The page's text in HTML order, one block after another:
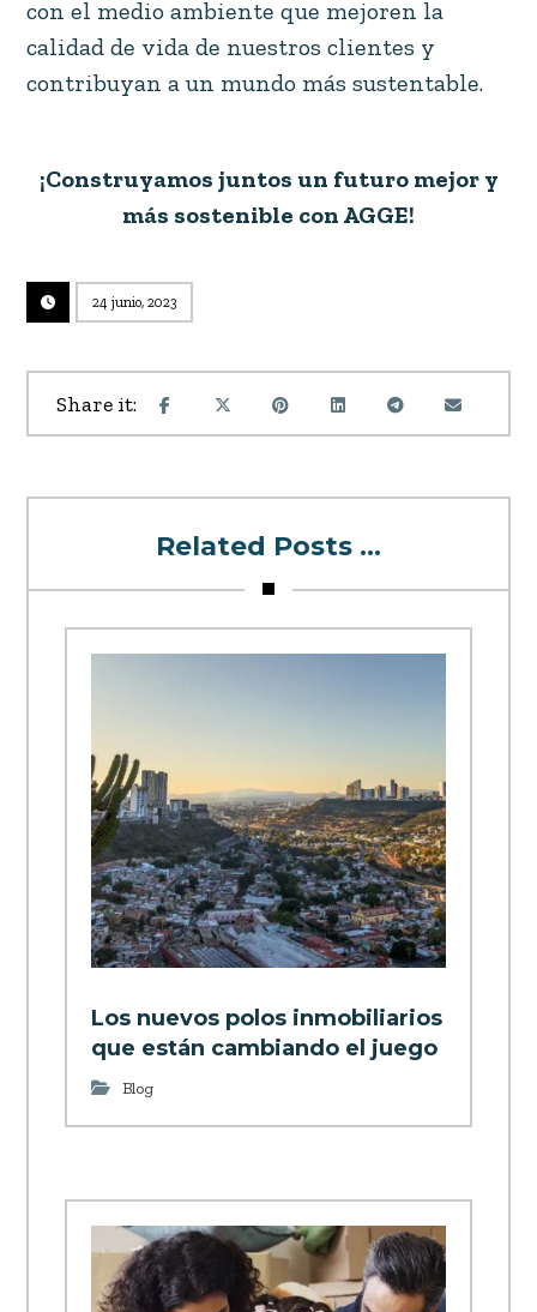
con el medio ambiente que mejoren la
calidad de vida de nuestros clientes y
contribuyan a un mundo más sustentable.
¡Construyamos juntos un futuro mejor y
más sostenible con AGGE!
24 junio, 2023
Related Posts ...
Los nuevos polos inmobiliarios
que están cambiando el juego
Blog